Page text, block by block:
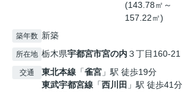
(143.78㎡～
157.22㎡)
築年数 新築
所在地 栃木県宇都宮市宮の内３丁目160-21
交通 東北本線 「雀宮 」駅 徒歩19分
東武宇都宮線 「西川田 」駅 徒歩41分